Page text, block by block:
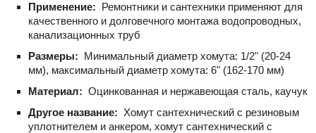
Применение: Ремонтники и сантехники применяют для
качественного и долговечного монтажа водопроводных,
канализационных труб
Размеры: Минимальный диаметр хомута: 1/2" (20-24
мм), максимальный диаметр хомута: 6" (162-170 мм)
Материал: Оцинкованная и нержавеющая сталь, каучук
Другое название: Хомут сантехнический с резиновым
уплотнителем и анкером, хомут сантехнический с